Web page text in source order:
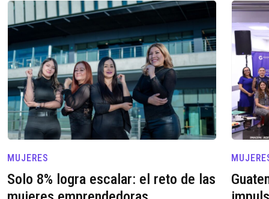
MUJERES
Solo 8% logra escalar: el reto de las